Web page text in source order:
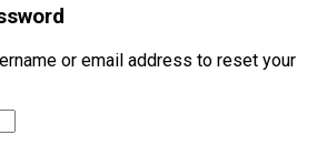
or email address to reset your